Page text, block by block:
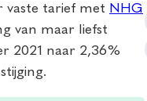
vaste tarief met NHG
van maar liefst
2021 naar 2,36%